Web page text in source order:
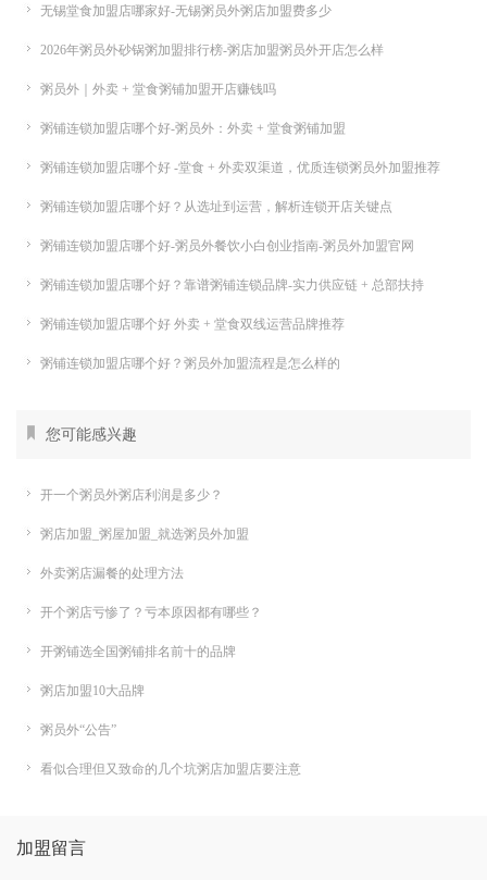
无锡堂食加盟店哪家好-无锡粥员外粥店加盟费多少
2026年粥员外砂锅粥加盟排行榜-粥店加盟粥员外开店怎么样
粥员外｜外卖 + 堂食粥铺加盟开店赚钱吗
粥铺连锁加盟店哪个好-粥员外：外卖 + 堂食粥铺加盟
粥铺连锁加盟店哪个好 -堂食 + 外卖双渠道，优质连锁粥员外加盟推荐
粥铺连锁加盟店哪个好？从选址到运营，解析连锁开店关键点
粥铺连锁加盟店哪个好-粥员外餐饮小白创业指南-粥员外加盟官网
粥铺连锁加盟店哪个好？靠谱粥铺连锁品牌-实力供应链 + 总部扶持
粥铺连锁加盟店哪个好 外卖 + 堂食双线运营品牌推荐
粥铺连锁加盟店哪个好？粥员外加盟流程是怎么样的
您可能感兴趣
开一个粥员外粥店利润是多少？
粥店加盟_粥屋加盟_就选粥员外加盟
外卖粥店漏餐的处理方法
开个粥店亏惨了？亏本原因都有哪些？
开粥铺选全国粥铺排名前十的品牌
粥店加盟10大品牌
粥员外“公告”
看似合理但又致命的几个坑粥店加盟店要注意
加盟留言